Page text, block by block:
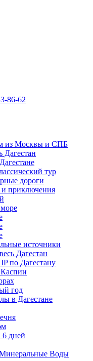
86-62
из Москвы и СПБ
Дагестан
тур
дороги
и приключения
источники
Дагестан
по Дагестану
год
в Дагестане
6 дней
Воды